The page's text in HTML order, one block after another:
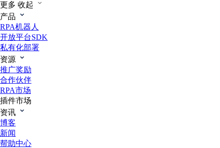
更多 收起
产品
RPA机器人
开放平台SDK
私有化部署
资源
推广奖励
合作伙伴
RPA市场
插件市场
资讯
博客
新闻
帮助中心